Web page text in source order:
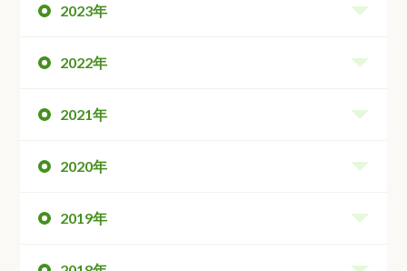
2023年
2022年
2021年
2020年
2019年